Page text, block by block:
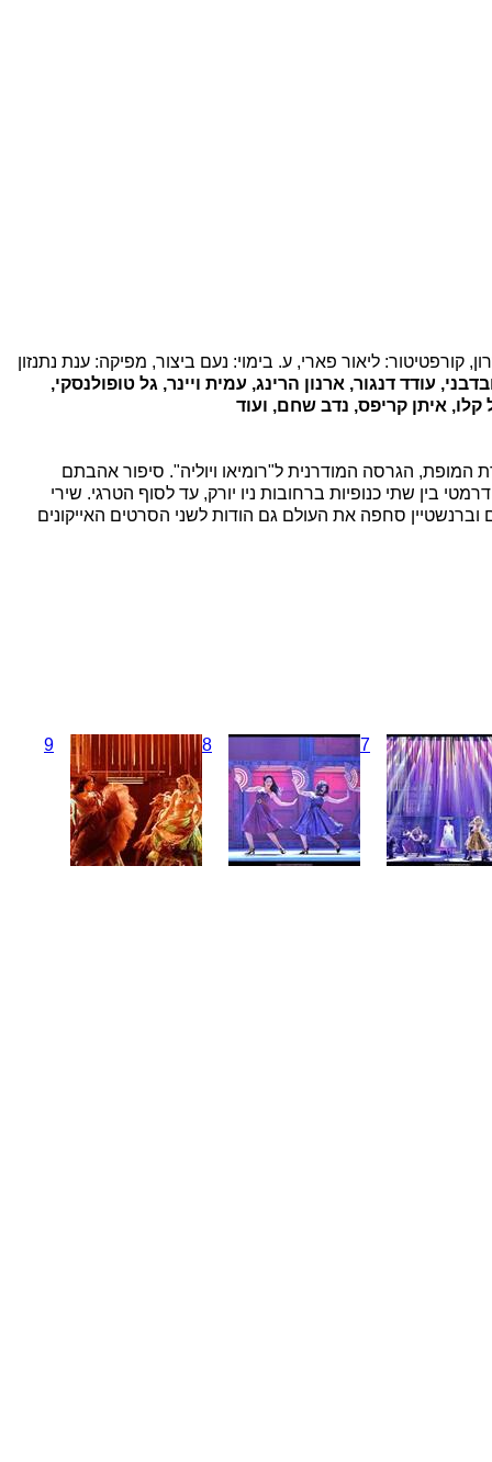
קורפטיטור: ליאור פארי, ע. בימוי: נעם ביצור, מפיקה: ענת נתנזון
עודד דנגור, ארנון הרינג, עמית ויינר, גל טופולנסקי,
קלו, איתן קריפס, נדב שחם, ועוד
הגרסה המודרנית ל"רומיאו ויוליה". סיפור אהבתם
בין שתי כנופיות ברחובות ניו יורק, עד לסוף הטרגי. שירי
סחפה את העולם גם הודות לשני הסרטים האייקונים
7
8
9